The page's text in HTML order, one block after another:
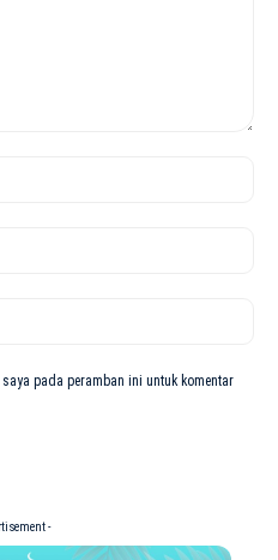
pada peramban ini untuk komentar
-